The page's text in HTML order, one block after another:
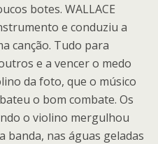
botes. WALLACE
e conduziu a
canção. Tudo para
e a vencer o medo
da foto, que o músico
o bom combate. Os
o violino mergulhou
banda, nas águas geladas